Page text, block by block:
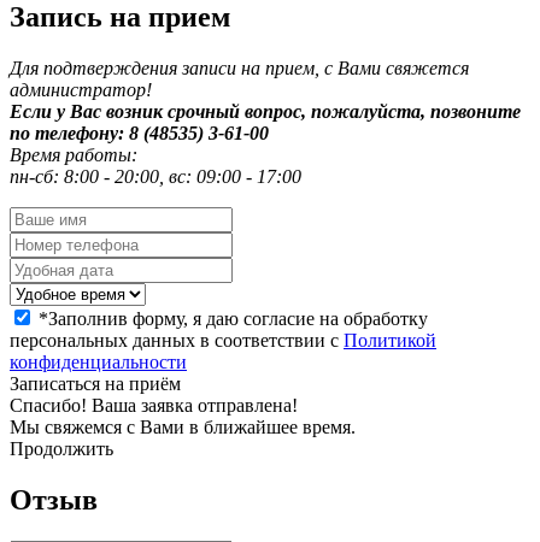
Запись на прием
Для подтверждения записи на прием, с Вами свяжется
администратор!
Если у Вас возник срочный вопрос, пожалуйста, позвоните
по телефону: 8 (48535) 3-61-00
Время работы:
пн-сб: 8:00 - 20:00, вс: 09:00 - 17:00
*Заполнив форму, я даю согласие на обработку
персональных данных в соответствии с Политикой
конфиденциальности
Записаться на приём
Спасибо! Ваша заявка отправлена!
Мы свяжемся с Вами в ближайшее время.
Продолжить
Отзыв